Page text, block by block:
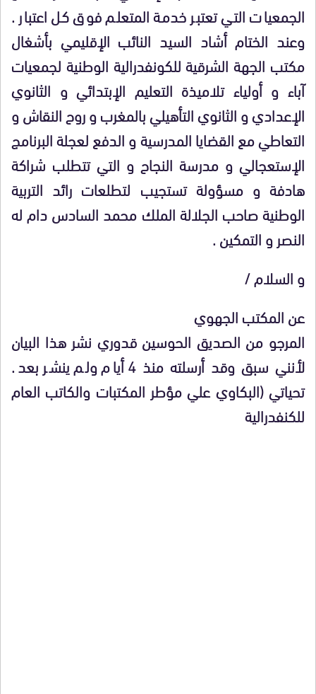
الجمعيات التي تعتبر خدمة المتعلم فوق كل اعتبار .
وعند الختام أشاد السيد النائب الإقليمي بأشغال
مكتب الجهة الشرقية للكونفدرالية الوطنية لجمعيات
آباء و أولياء تلاميذة التعليم الإبتدائي و الثانوي
الإعدادي و الثانوي التأهيلي بالمغرب و روح النقاش و
التعاطي مع القضايا المدرسية و الدفع لعجلة البرنامج
الإستعجالي و مدرسة النجاح و التي تتطلب شراكة
هادفة و مسؤولة تستجيب لتطلعات رائد التربية
الوطنية صاحب الجلالة الملك محمد السادس دام له
النصر و التمكين .
و السلام /
عن المكتب الجهوي
المرجو من الصديق الحوسين قدوري نشر هذا البيان
لأنني سبق وقد أرسلته منذ 4 أيام ولم ينشر بعد.
تحياتي (البكاوي علي مؤطر المكتبات والكاتب العام
للكنفدرالية